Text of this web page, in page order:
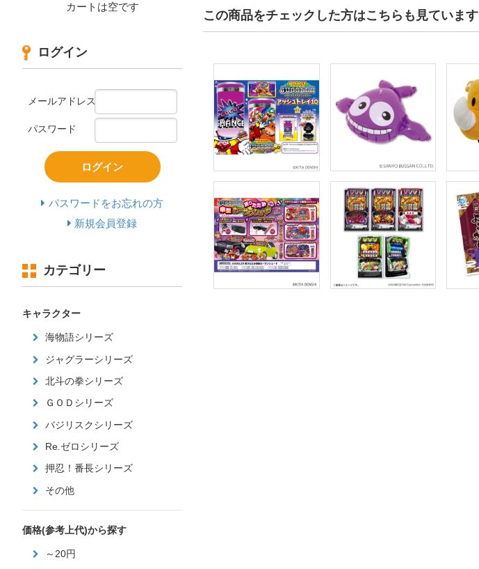
この商品をチェックした方はこちらも見ています
カートは空です
ログイン
メールアドレス
パスワード
ログイン
パスワードをお忘れの方
新規会員登録
カテゴリー
キャラクター
海物語シリーズ
ジャグラーシリーズ
北斗の拳シリーズ
ＧＯＤシリーズ
バジリスクシリーズ
Re.ゼロシリーズ
押忍！番長シリーズ
その他
価格(参考上代)から探す
～20円